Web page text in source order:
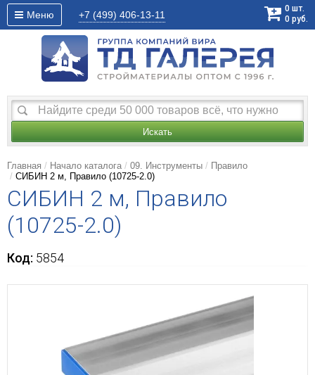
Меню +7 (499) 406-13-11
0 шт.
0 руб.
Искать
Главная Начало каталога 09. Инструменты
Правило
СИБИН 2 м, Правило (10725-2.0)
СИБИН 2 м, Правило
(10725-2.0)
Код: 5854